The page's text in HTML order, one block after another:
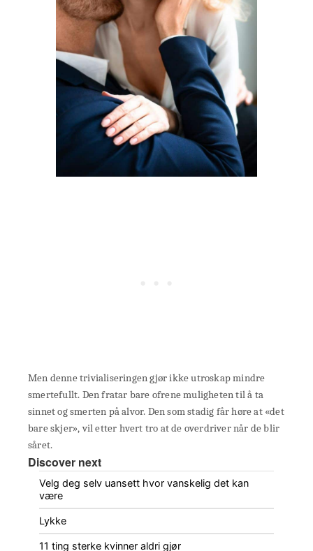
Men denne trivialiseringen gjør ikke utroskap mindre
smertefullt. Den fratar bare ofrene muligheten til å ta
sinnet og smerten på alvor. Den som stadig får høre at «det
bare skjer», vil etter hvert tro at de overdriver når de blir
såret.
Discover next
Velg deg selv uansett hvor vanskelig det kan
være
Lykke
11 ting sterke kvinner aldri gjør